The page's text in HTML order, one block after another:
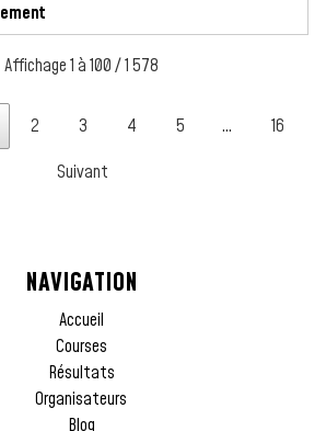
Affichage 1 à 100 / 1 578
2 3 4 5 …
16
Suivant
NAVIGATION
Accueil
Courses
Résultats
Organisateurs
Blog